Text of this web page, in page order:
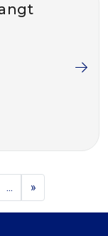
... »